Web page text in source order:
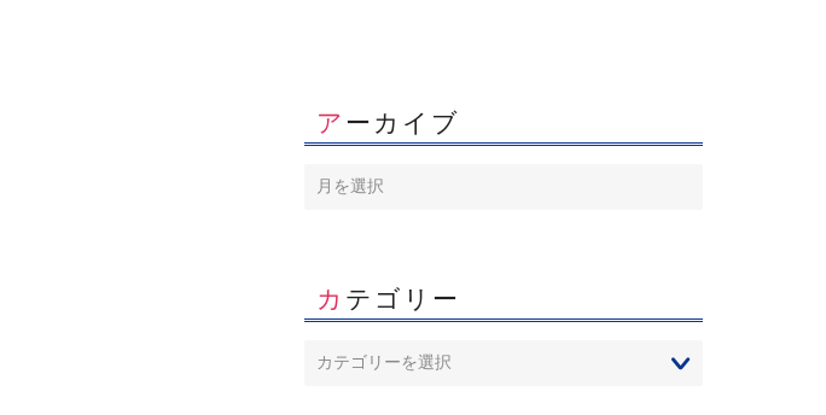
アーカイブ
カテゴリー